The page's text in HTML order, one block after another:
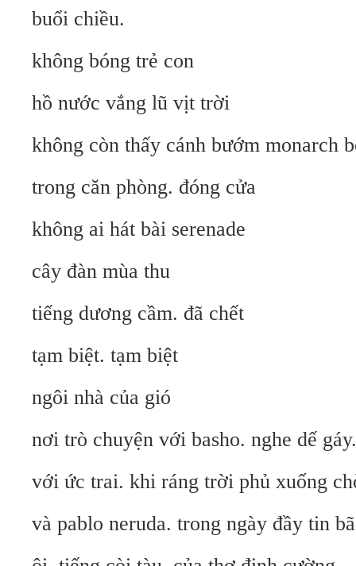
buổi chiều.
không bóng trẻ con
hồ nước vắng lũ vịt trời
không còn thấy cánh bướm monarch
trong căn phòng. đóng cửa
không ai hát bài serenade
cây đàn mùa thu
tiếng dương cầm. đã chết
tạm biệt. tạm biệt
ngôi nhà của gió
nơi trò chuyện với basho. nghe dế
với ức trai. khi ráng trời phủ xuống
và pablo neruda. trong ngày đầy tin